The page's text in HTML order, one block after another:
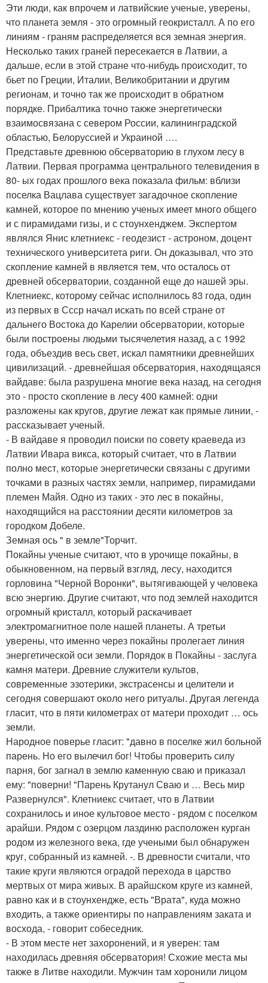
Эти люди, как впрочем и латвийские ученые, уверены,
что планета земля - это огромный геокристалл. А по его
линиям - граням распределяется вся земная энергия.
Несколько таких граней пересекается в Латвии, а
дальше, если в этой стране что-нибудь происходит, то
бьет по Греции, Италии, Великобритании и другим
регионам, и точно так же происходит в обратном
порядке. Прибалтика точно также энергетически
взаимосвязана с севером России, калининградской
областью, Белоруссией и Украиной ….
Представьте древнюю обсерваторию в глухом лесу в
Латвии. Первая программа центрального телевидения в
80- ых годах прошлого века показала фильм: вблизи
поселка Вацлава существует загадочное скопление
камней, которое по мнению ученых имеет много общего
и с пирамидами гизы, и с стоунхенджем. Экспертом
являлся Янис клетниекс - геодезист - астроном, доцент
технического университета риги. Он доказывал, что это
скопление камней в является тем, что осталось от
древней обсерватории, созданной еще до нашей эры.
Клетниекс, которому сейчас исполнилось 83 года, один
из первых в Ссср начал искать по всей стране от
дальнего Востока до Карелии обсерватории, которые
были построены людьми тысячелетия назад, а с 1992
года, объездив весь свет, искал памятники древнейших
цивилизаций. - древнейшая обсерватория, находящаяся
вайдаве: была разрушена многие века назад, на сегодня
это - просто скопление в лесу 400 камней: одни
разложены как кругов, другие лежат как прямые линии, -
рассказывает ученый.
- В вайдаве я проводил поиски по совету краеведа из
Латвии Ивара викса, который считает, что в Латвии
полно мест, которые энергетически связаны с другими
точками в разных частях земли, например, пирамидами
племен Майя. Одно из таких - это лес в покайны,
находящийся на расстоянии десяти километров за
городком Добеле.
Земная ось " в земле"Торчит.
Покайны ученые считают, что в урочище покайны, в
обыкновенном, на первый взгляд, лесу, находится
горловина "Черной Воронки", вытягивающей у человека
всю энергию. Другие считают, что под землей находится
огромный кристалл, который раскачивает
электромагнитное поле нашей планеты. А третьи
уверены, что именно через покайны пролегает линия
энергетической оси земли. Порядок в Покайны - заслуга
камня матери. Древние служители культов,
современные эзотерики, экстрасенсы и целители и
сегодня совершают около него ритуалы. Другая легенда
гласит, что в пяти километрах от матери проходит … ось
земли.
Народное поверье гласит: "давно в поселке жил больной
парень. Но его вылечил бог! Чтобы проверить силу
парня, бог загнал в землю каменную сваю и приказал
ему: "поверни! "Парень Крутанул Сваю и … Весь мир
Развернулся". Клетниекс считает, что в Латвии
сохранилось и иное культовое место - рядом с поселком
арайши. Рядом с озерцом лаздиню расположен курган
родом из железного века, где учеными был обнаружен
круг, собранный из камней. -. В древности считали, что
такие круги являются оградой перехода в царство
мертвых от мира живых. В арайшском круге из камней,
равно как и в стоунхендже, есть "Врата", куда можно
входить, а также ориентиры по направлениям заката и
восхода, - говорит собеседник.
- В этом месте нет захоронений, и я уверен: там
находилась древняя обсерватория! Схожие места мы
также в Литве находили. Мужчин там хоронили лицом